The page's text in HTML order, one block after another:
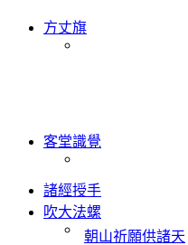
方丈旗
客堂識覺
諸經授手
吹大法螺
朝山祈願供諸天